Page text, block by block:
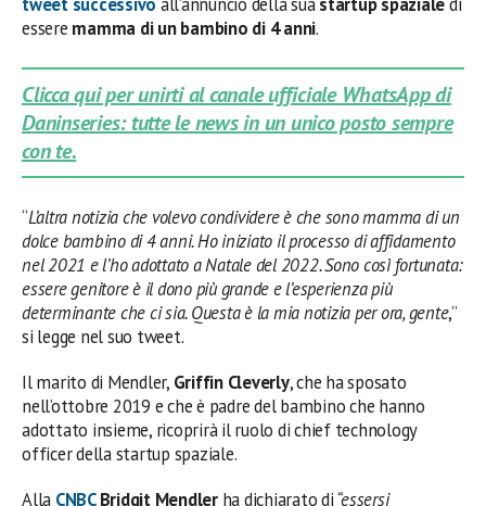
essere mamma di un bambino di 4 anni.
Clicca qui per unirti al canale ufficiale WhatsApp di
Daninseries: tutte le news in un unico posto sempre
con te.
“L’altra notizia che volevo condividere è che sono mamma di un
dolce bambino di 4 anni. Ho iniziato il processo di affidamento
nel 2021 e l’ho adottato a Natale del 2022. Sono così fortunata:
essere genitore è il dono più grande e l’esperienza più
determinante che ci sia. Questa è la mia notizia per ora, gente,”
si legge nel suo tweet.
Il marito di Mendler, Griffin Cleverly, che ha sposato
nell’ottobre 2019 e che è padre del bambino che hanno
adottato insieme, ricoprirà il ruolo di chief technology
officer della startup spaziale.
Alla CNBCBridgit Mendlerha dichiarato di“essersi